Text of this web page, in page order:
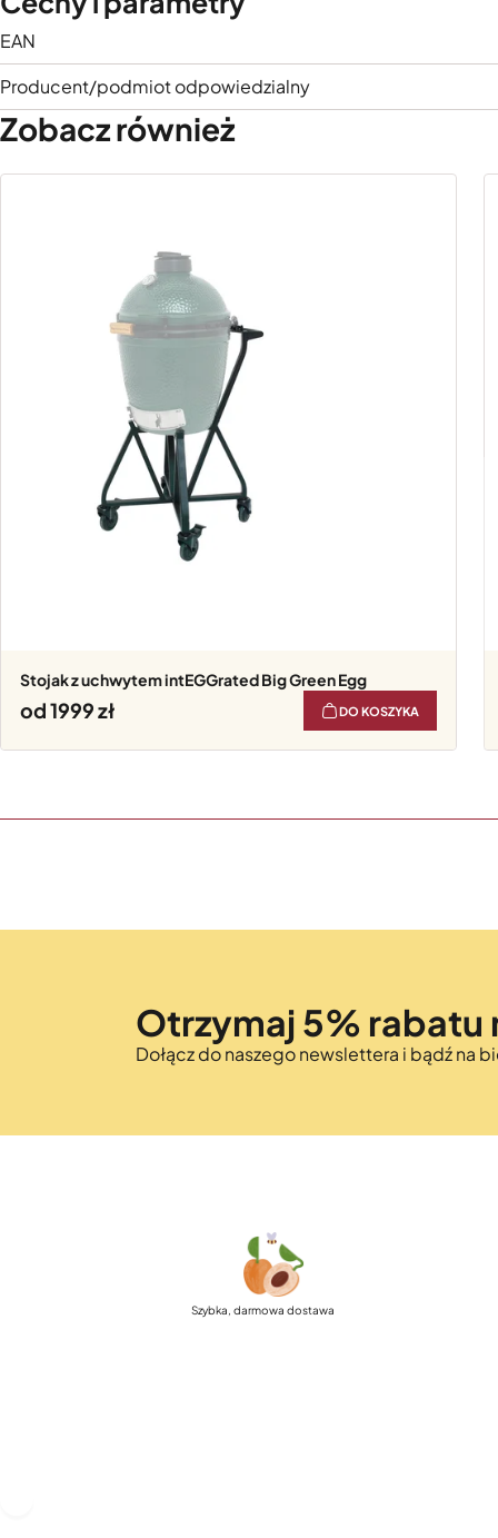
EAN
Producent/podmiot odpowiedzialny
Zobacz również
Stojak z uchwytem intEGGrated Big Green Egg
od 1999 DO KOSZYKA
Otrzymaj 5% rabatu
Dołącz do naszego newslettera i bądź na
Szybka, darmowa dostawa